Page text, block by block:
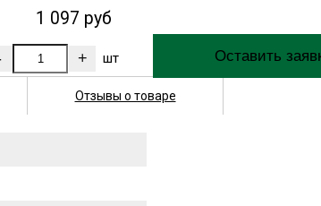
1 097 руб
шт
Отзывы о товаре